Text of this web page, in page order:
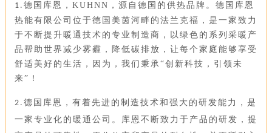
1. 德国库恩，KUHNN，源自德国的供热品牌。德国库恩
热能有限公司位于德国美茵河畔的法兰克福，是一家致力
于不断提升暖通技术的专业制造商，以绿色的系列采暖产
品帮助世界减少雾霾，降低碳排放，让每个家庭能够享受
舒适美好的生活，因为，我们秉承“创新科技，引领未
来”！
2. 德国库恩，有着先进的制造技术和强大的研发能力，是
一家专业化的暖通公司。库恩不断致力于产品的研发，提